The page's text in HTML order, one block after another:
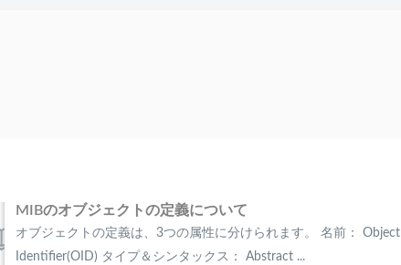
MIBのオブジェクトの定義について
オブジェクトの定義は、3つの属性に分けられます。 名前： Object
Identifier(OID) タイプ＆シンタックス： Abstract ...